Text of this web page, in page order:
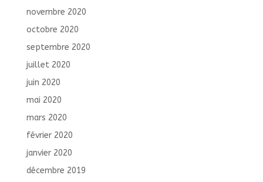
novembre 2020
octobre 2020
septembre 2020
juillet 2020
juin 2020
mai 2020
mars 2020
février 2020
janvier 2020
décembre 2019